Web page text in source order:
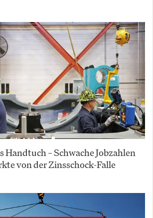
Handtuch – Schwache Jobzahlen
von der Zinsschock-Falle